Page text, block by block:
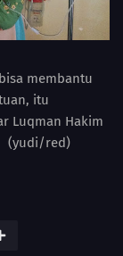
membantu
itu
Luqman Hakim
(yudi/red)